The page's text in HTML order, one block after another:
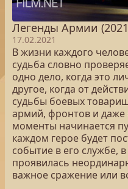
Легенды Армии
17.02.2021
В жизни каждого
судьба словно
одно дело, когда это
другое, когда от
судьбы боевых
армий, фронтов и даже
моменты начинается
каждом герое будет
событие в его службе,
проявилась
важное сражение или